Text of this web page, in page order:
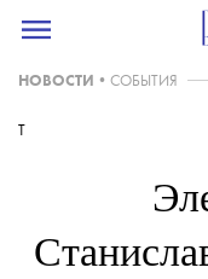
НОВОСТИ • СОБЫТИЯ
T